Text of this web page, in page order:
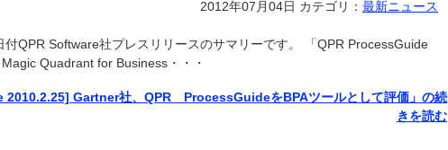
2012年07月04日 カテゴリ： 最新ニュース
付QPR Software社プレスリリースのサマリーです。 「QPR ProcessGuide
Quadrant for Business・・・
2010.2.25] Gartner社、QPR ProcessGuideをBPAツールとして評価」の続
きを読む